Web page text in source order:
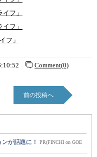
フ」
フ」
フ」
Comment(0)
前の投稿へ
が話題に！
PR(FINCHI on GOE